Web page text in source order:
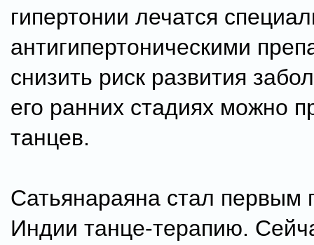
гипертонии лечатся
антигипертоническими
снизить риск развития
его ранних стадиях можно
танцев.
Сатьянараяна стал первым
Индии танце-терапию.